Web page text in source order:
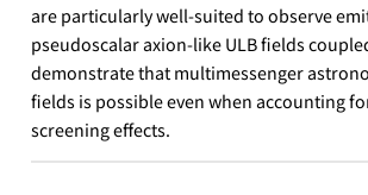
are particularly well-suited to observe
pseudoscalar axion-like ULB fields
demonstrate that multimessenger
fields is possible even when accounting
screening effects.